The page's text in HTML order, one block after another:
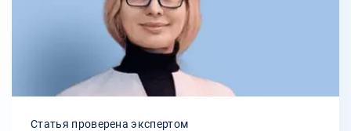
Статья проверена экспертом